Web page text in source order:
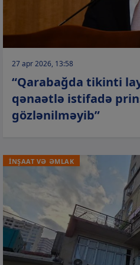
27 apr 2026, 13:58
“Qarabağda tikinti
qənaətlə istifadə
gözlənilməyib”
İNŞAAT VƏ ƏMLAK